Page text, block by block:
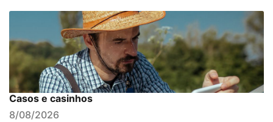
Casos e casinhos
8/08/2026